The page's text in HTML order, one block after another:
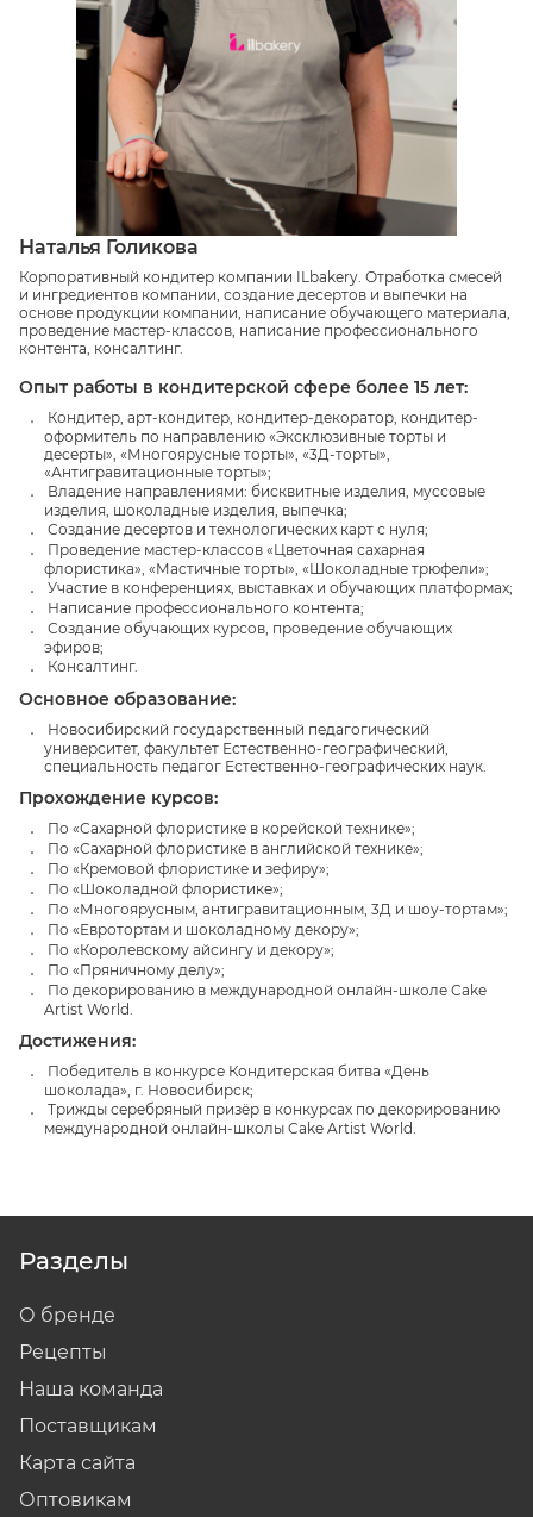
Наталья Голикова
Корпоративный кондитер компании ILbakery. Отработка смесей
и ингредиентов компании, создание десертов и выпечки на
основе продукции компании, написание обучающего материала,
проведение мастер-классов, написание профессионального
контента, консалтинг.
Опыт работы в кондитерской сфере более 15 лет:
Кондитер, арт-кондитер, кондитер-декоратор, кондитер-
оформитель по направлению «Эксклюзивные торты и
десерты», «Многоярусные торты», «3Д-торты»,
«Антигравитационные торты»;
Владение направлениями: бисквитные изделия, муссовые
изделия, шоколадные изделия, выпечка;
Создание десертов и технологических карт с нуля;
Проведение мастер-классов «Цветочная сахарная
флористика», «Мастичные торты», «Шоколадные трюфели»;
Участие в конференциях, выставках и обучающих платформах;
Написание профессионального контента;
Создание обучающих курсов, проведение обучающих
эфиров;
Консалтинг.
Основное образование:
Новосибирский государственный педагогический
университет, факультет Естественно-географический,
специальность педагог Естественно-географических наук.
Прохождение курсов:
По «Сахарной флористике в корейской технике»;
По «Сахарной флористике в английской технике»;
По «Кремовой флористике и зефиру»;
По «Шоколадной флористике»;
По «Многоярусным, антигравитационным, 3Д и шоу-тортам»;
По «Евротортам и шоколадному декору»;
По «Королевскому айсингу и декору»;
По «Пряничному делу»;
По декорированию в международной онлайн-школе Cake
Artist World.
Достижения:
Победитель в конкурсе Кондитерская битва «День
шоколада», г. Новосибирск;
Трижды серебряный призёр в конкурсах по декорированию
международной онлайн-школы Cake Artist World.
Разделы
О бренде
Рецепты
Наша команда
Поставщикам
Карта сайта
Оптовикам